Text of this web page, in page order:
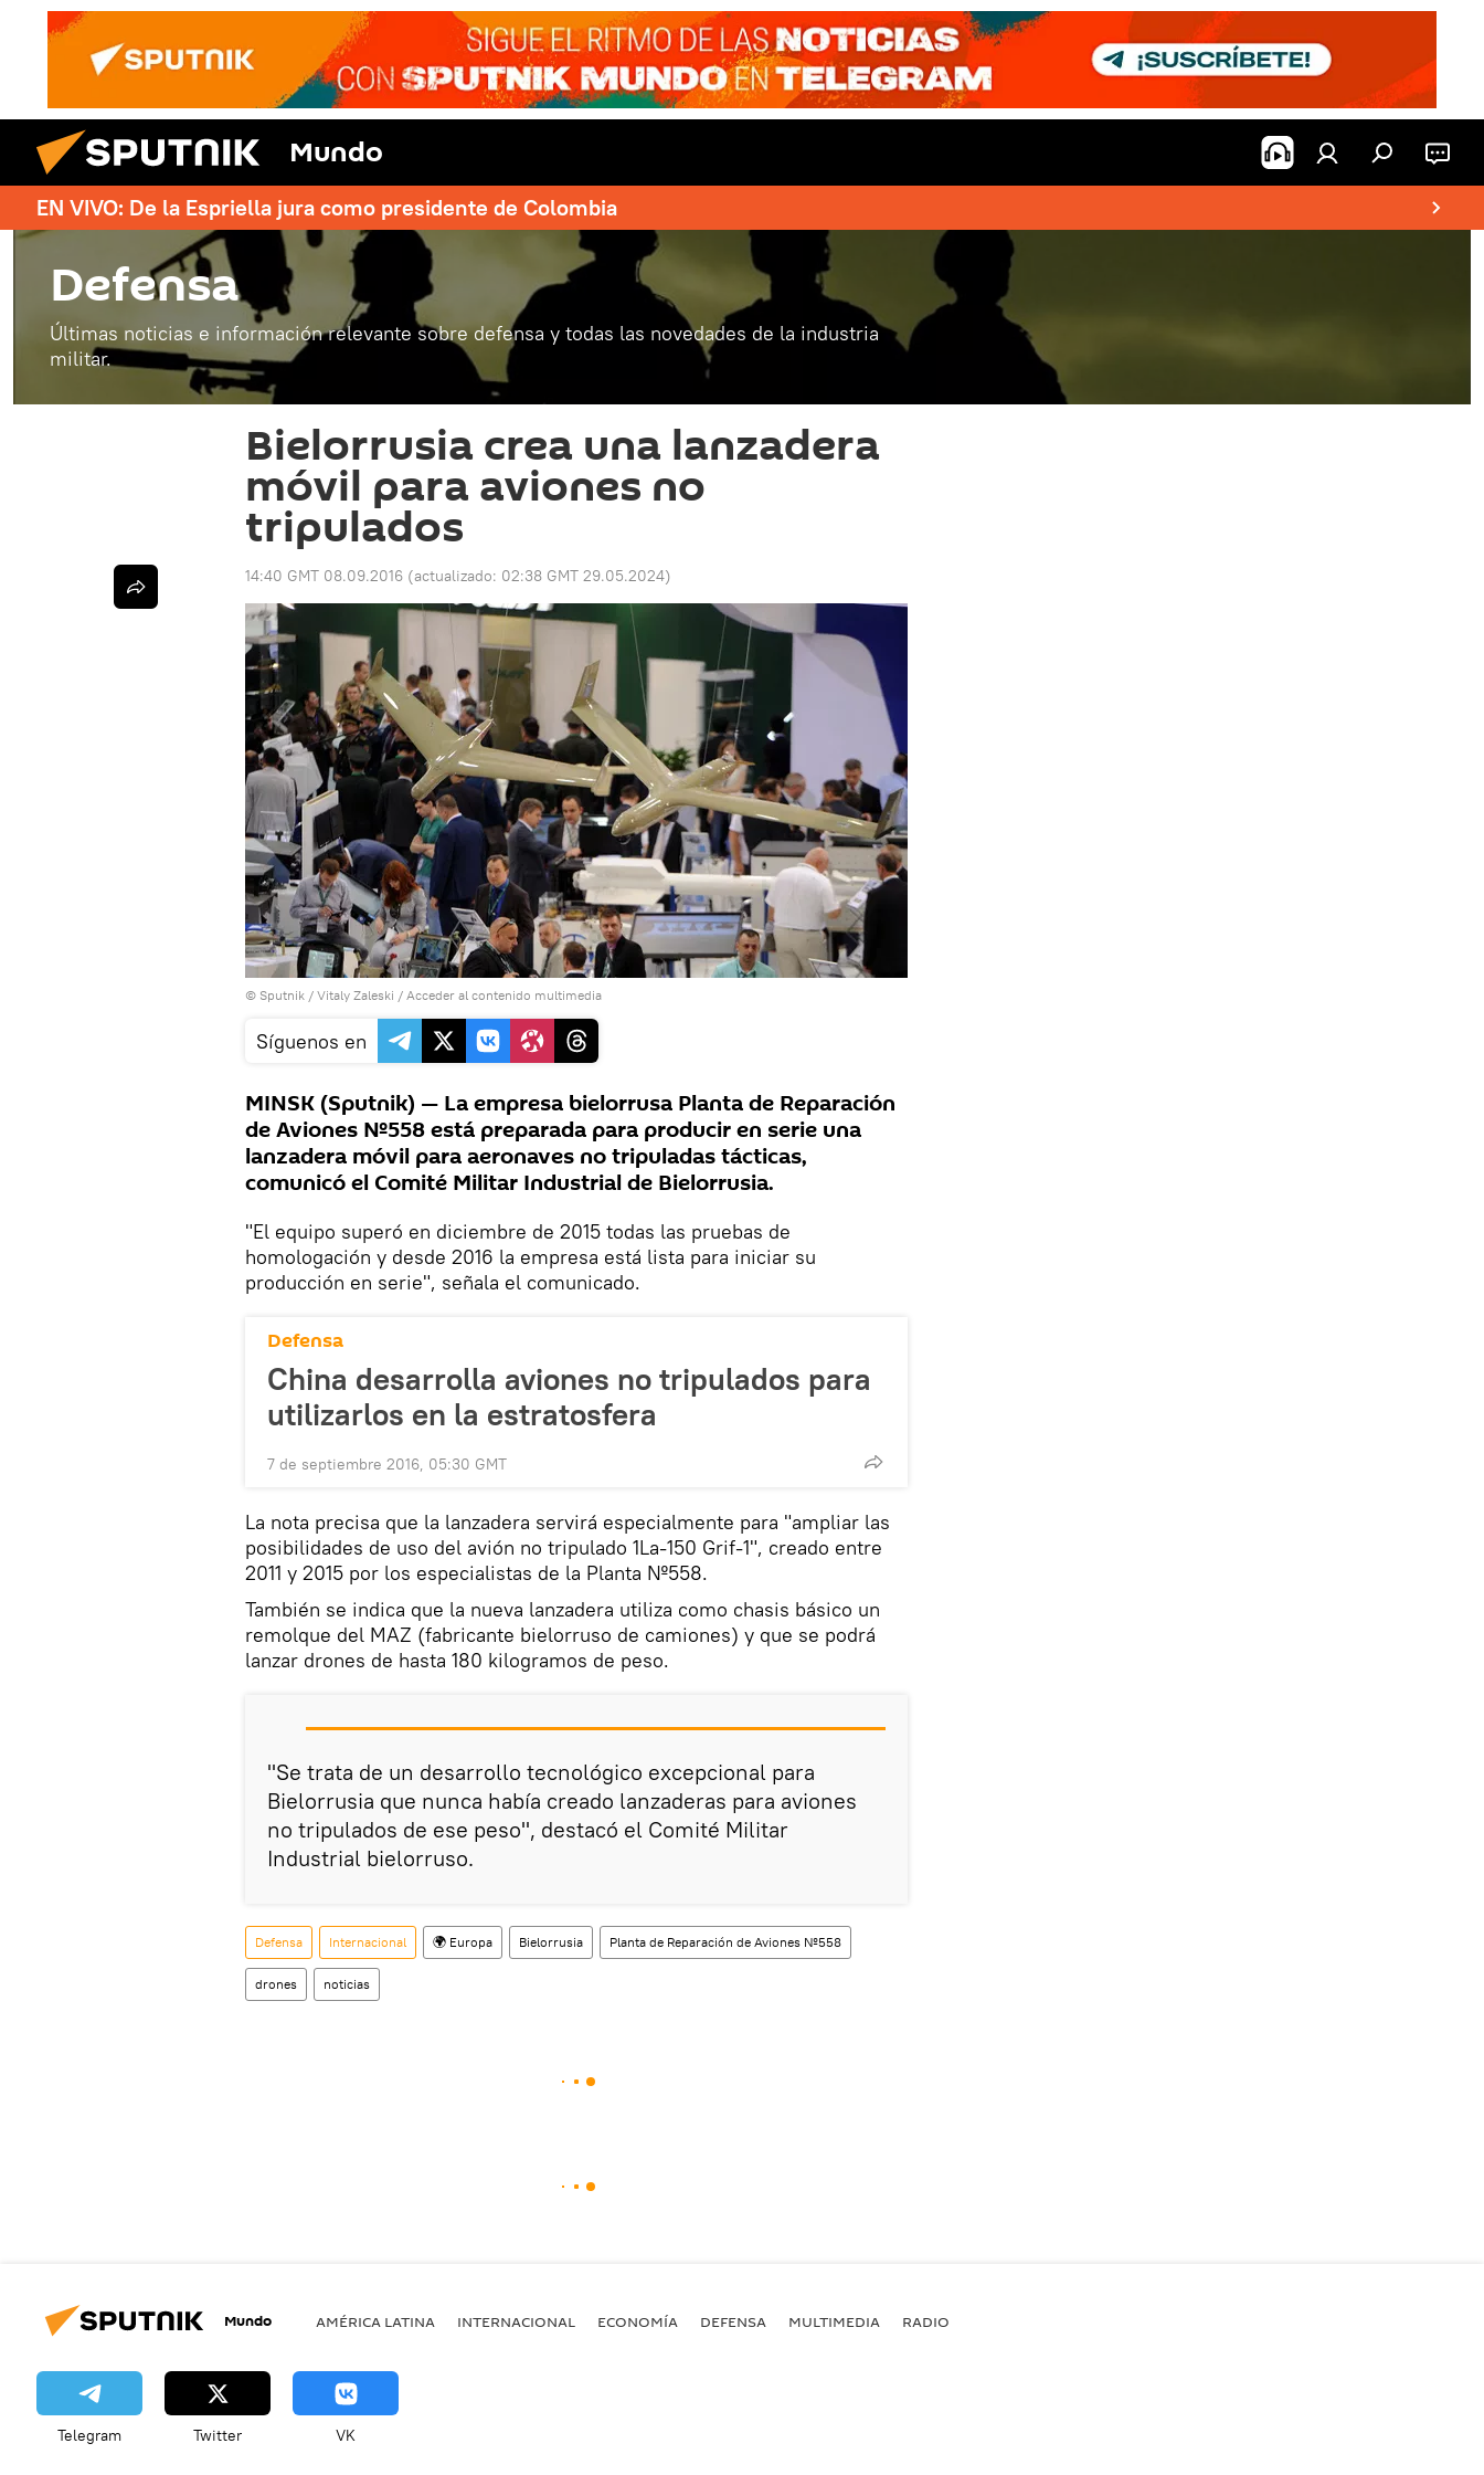
Mundo
EN VIVO: De la Espriella jura como presidente de Colombia
Defensa
Últimas noticias e información relevante sobre defensa y todas las novedades de la industria
militar.
Bielorrusia crea una lanzadera
móvil para aviones no
tripulados
14:40 GMT 08.09.2016 (actualizado: 02:38 GMT 29.05.2024)
© Sputnik / Vitaly Zaleski / Acceder al contenido multimedia
Síguenos en
MINSK (Sputnik) — La empresa bielorrusa Planta de Reparación
de Aviones №558 está preparada para producir en serie una
lanzadera móvil para aeronaves no tripuladas tácticas,
comunicó el Comité Militar Industrial de Bielorrusia.
"El equipo superó en diciembre de 2015 todas las pruebas de
homologación y desde 2016 la empresa está lista para iniciar su
producción en serie", señala el comunicado.
Defensa
China desarrolla aviones no tripulados para
utilizarlos en la estratosfera
7 de septiembre 2016, 05:30 GMT
La nota precisa que la lanzadera servirá especialmente para "ampliar las
posibilidades de uso del avión no tripulado 1La-150 Grif-1", creado entre
2011 y 2015 por los especialistas de la Planta №558.
También se indica que la nueva lanzadera utiliza como chasis básico un
remolque del MAZ (fabricante bielorruso de camiones) y que se podrá
lanzar drones de hasta 180 kilogramos de peso.
"Se trata de un desarrollo tecnológico excepcional para
Bielorrusia que nunca había creado lanzaderas para aviones
no tripulados de ese peso", destacó el Comité Militar
Industrial bielorruso.
Defensa Internacional 🌍 Europa Bielorrusia Planta de Reparación de Aviones №558
drones noticias
Mundo AMÉRICA LATINA INTERNACIONAL ECONOMÍA DEFENSA MULTIMEDIA RADIO
Telegram Twitter VK